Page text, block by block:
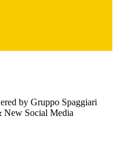
by Gruppo Spaggiari
New Social Media